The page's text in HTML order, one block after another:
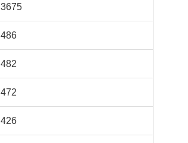
3675
486
482
472
426